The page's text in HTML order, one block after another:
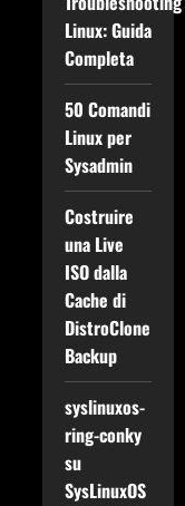
Linux: Guida
Completa
50 Comandi
Linux per
Sysadmin
Costruire
una Live
ISO dalla
Cache di
DistroClone
Backup
syslinuxos-
ring-conky
su
SysLinuxOS